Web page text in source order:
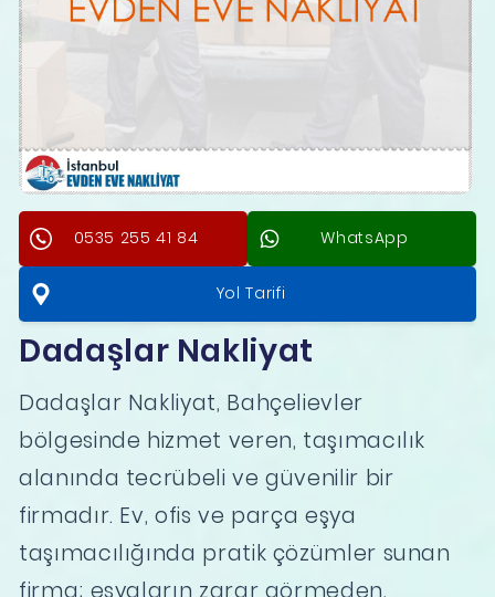
0535 255 41 84 WhatsApp
Yol Tarifi
Dadaşlar Nakliyat
Dadaşlar Nakliyat, Bahçelievler
bölgesinde hizmet veren, taşımacılık
alanında tecrübeli ve güvenilir bir
firmadır. Ev, ofis ve parça eşya
taşımacılığında pratik çözümler sunan
firma; eşyaların zarar görmeden,